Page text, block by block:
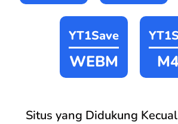
YT1Save
WEBM
Situs yang Didukung